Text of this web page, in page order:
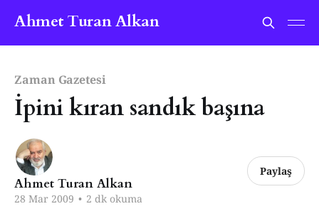
Ahmet Turan Alkan
Zaman Gazetesi
İpini kıran sandık başına
Ahmet Turan Alkan
28 Mar 2009 • 2 dk okuma
Paylaş